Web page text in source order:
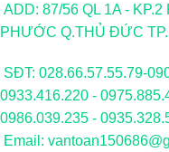
ADD: 87/56 QL 1A - KP.2
PHƯỚC Q.THỦ ĐỨC
SĐT: 028.66.57.55.79-
0933.416.220 -
0986.039.235 -
Email: